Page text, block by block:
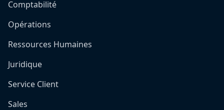
Comptabilité
Opérations
Ressources Humaines
Juridique
Service Client
Sales